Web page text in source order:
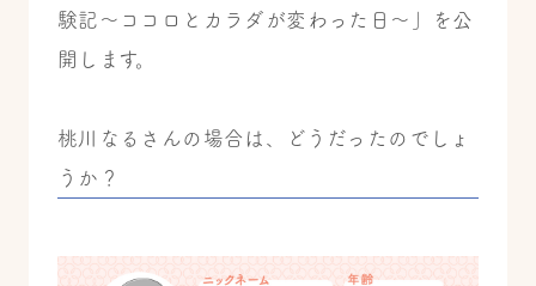
験記〜ココロとカラダが変わった日〜」を公
開します。
桃川なるさんの場合は、どうだったのでしょ
うか？